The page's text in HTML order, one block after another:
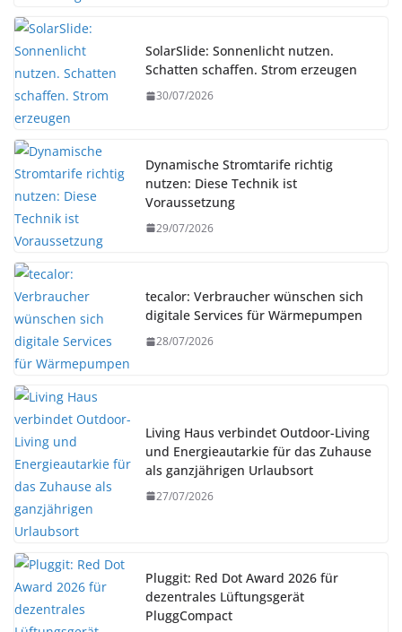
SolarSlide: Sonnenlicht nutzen.
Schatten schaffen. Strom erzeugen
30/07/2026
Dynamische Stromtarife richtig
nutzen: Diese Technik ist
Voraussetzung
29/07/2026
tecalor: Verbraucher wünschen sich
digitale Services für Wärmepumpen
28/07/2026
Living Haus verbindet Outdoor-Living
und Energieautarkie für das Zuhause
als ganzjährigen Urlaubsort
27/07/2026
Pluggit: Red Dot Award 2026 für
dezentrales Lüftungsgerät
PluggCompact